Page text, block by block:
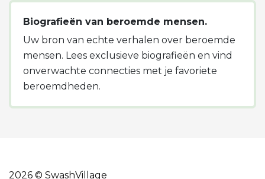
Biografieën van beroemde mensen.
Uw bron van echte verhalen over beroemde
mensen. Lees exclusieve biografieën en vind
onverwachte connecties met je favoriete
beroemdheden.
2026 © SwashVillage